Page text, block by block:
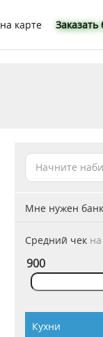
карте Заказать
Мне нужен
Средний чек
Кухни